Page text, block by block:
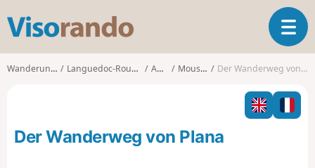
s
o
T
o
l
n
Wanderungen Languedoc-Roussillon Aude Moussan Der Wanderweg von Plana
Der Wanderweg von Plana